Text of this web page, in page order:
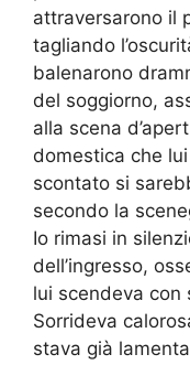
attraversarono il
tagliando
balenarono
del soggiorno,
alla scena
domestica che
scontato si
secondo la
Io rimasi in
dell’ingresso,
lui scendeva con
Sorrideva
stava già